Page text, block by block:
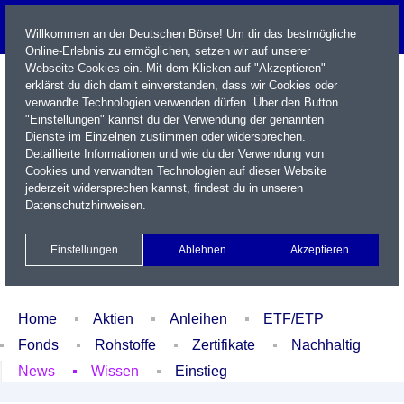
Name / WKN / ISIN / Kürzel
Xetra Realtime
Watchlist Portfolio Login
Home Aktien Anleihen
ETF/ETP
Fonds
Rohstoffe Zertifikate
Nachhaltig
News
Wissen Einstieg
Willkommen an der Deutschen Börse! Um dir das bestmögliche
Online-Erlebnis zu ermöglichen, setzen wir auf unserer
Webseite Cookies ein. Mit dem Klicken auf "Akzeptieren"
erklärst du dich damit einverstanden, dass wir Cookies oder
verwandte Technologien verwenden dürfen. Über den Button
"Einstellungen" kannst du der Verwendung der genannten
Dienste im Einzelnen zustimmen oder widersprechen.
Detaillierte Informationen und wie du der Verwendung von
Cookies und verwandten Technologien auf dieser Website
jederzeit widersprechen kannst, findest du in unseren
Datenschutzhinweisen.
Einstellungen Ablehnen Akzeptieren